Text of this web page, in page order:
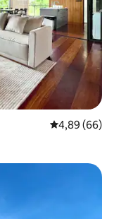
Évaluation
4,89 (66)